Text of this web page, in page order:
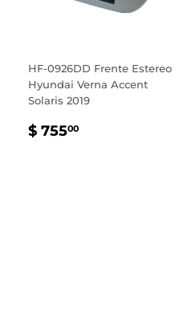
HF-0926DD Frente Estereo
Hyundai Verna Accent
Solaris 2019
PRECIO
$ 75500